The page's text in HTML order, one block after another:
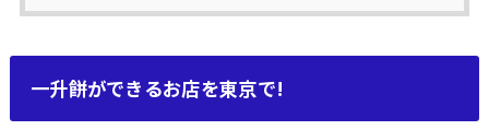
一升餅ができるお店を東京で!